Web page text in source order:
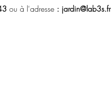
ou à l'adresse : jardin@lab3s.fr